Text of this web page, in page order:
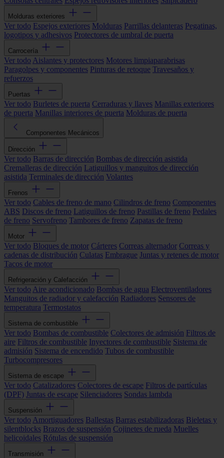
Molduras exteriores
Ver todo Espejos exteriores Molduras Parrillas delanteras Pegatinas,
logotipos y adhesivos Protectores de umbral de puerta
Carrocería
Ver todo Aislantes y protectores Motores limpiaparabrisas
Paragolpes y componentes Pinturas de retoque Travesaños y
refuerzos
Puertas
Ver todo Burletes de puerta Cerraduras y llaves Manillas exteriores
de puerta Manillas interiores de puerta Molduras de puerta
Componentes Mecánicos
Dirección
Ver todo Barras de dirección Bombas de dirección asistida
Cremalleras de dirección Latiguillos y manguitos de dirección
asistida Terminales de dirección Volantes
Frenos
Ver todo Cables de freno de mano Cilindros de freno Componentes
ABS Discos de freno Latiguillos de freno Pastillas de freno Pedales
de freno Servofreno Tambores de freno Zapatas de freno
Motor
Ver todo Bloques de motor Cárteres Correas alternador Correas y
cadenas de distribución Culatas Embrague Juntas y retenes de motor
Tacos de motor
Refrigeración y Calefacción
Ver todo Aire acondicionado Bombas de agua Electroventiladores
Manguitos de radiador y calefacción Radiadores Sensores de
temperatura Termostatos
Sistema de combustible
Ver todo Bombas de combustible Colectores de admisión Filtros de
aire Filtros de combustible Inyectores de combustible Sistema de
admisión Sistema de encendido Tubos de combustible
Turbocompresores
Sistema de escape
Ver todo Catalizadores Colectores de escape Filtros de partículas
(DPF) Juntas de escape Silenciadores Sondas lambda
Suspensión
Ver todo Amortiguadores Ballestas Barras estabilizadoras Bieletas y
silentblocks Brazos de suspensión Cojinetes de rueda Muelles
helicoidales Rótulas de suspensión
Transmisión